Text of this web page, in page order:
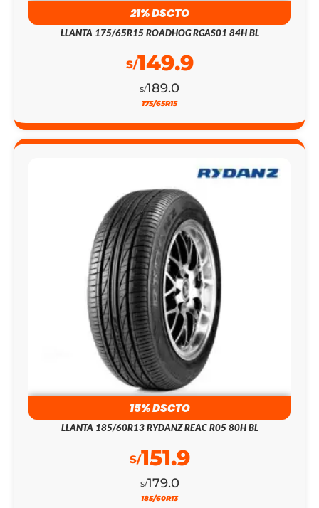
21% DSCTO
LLANTA 175/65R15 ROADHOG RGAS01 84H BL
S/189.0
S/149.9
175/65R15
15% DSCTO
LLANTA 185/60R13 RYDANZ REAC R05 80H BL
S/179.0
S/151.9
185/60R13